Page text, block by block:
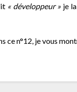
« développeur »je la
ce n°12, je vous